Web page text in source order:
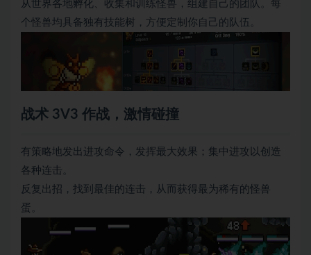
从世界各地孵化、收集和训练怪兽，组建自己的团队。每
个怪兽均具备独有技能树，方便定制你自己的队伍。
战术 3V3 作战，激情碰撞
有策略地发出进攻命令，发挥最大效果；集中进攻以创造
各种连击。
反复出招，找到最佳的连击，从而获得最为稀有的怪兽
蛋。